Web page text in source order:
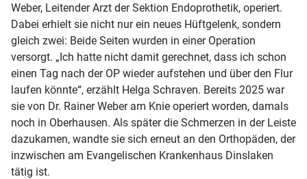
Weber, Leitender Arzt der Sektion Endoprothetik, operiert.
Dabei erhielt sie nicht nur ein neues Hüftgelenk, sondern
gleich zwei: Beide Seiten wurden in einer Operation
versorgt. „Ich hatte nicht damit gerechnet, dass ich schon
einen Tag nach der OP wieder aufstehen und über den Flur
laufen könnte“, erzählt Helga Schraven. Bereits 2025 war
sie von Dr. Rainer Weber am Knie operiert worden, damals
noch in Oberhausen. Als später die Schmerzen in der Leiste
dazukamen, wandte sie sich erneut an den Orthopäden, der
inzwischen am Evangelischen Krankenhaus Dinslaken
tätig ist.